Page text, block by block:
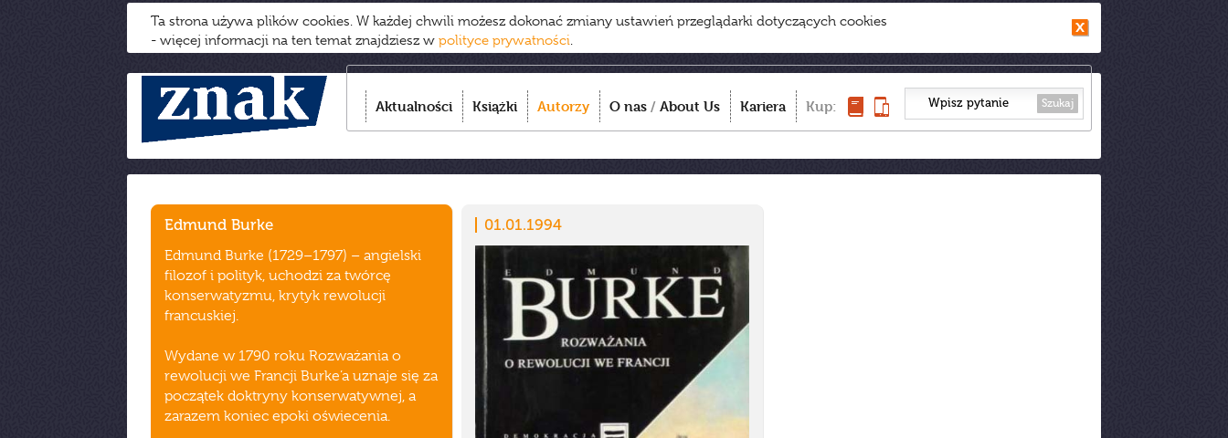
Ta strona używa plików cookies. W każdej chwili możesz dokonać zmiany ustawień przeglądarki dotyczących cookies
- więcej informacji na ten temat znajdziesz w polityce prywatności.
Aktualności Książki Autorzy O nas / About Us Kariera Kup: Szukaj
Edmund Burke
Edmund Burke (1729–1797) – angielski
filozof i polityk, uchodzi za twórcę
konserwatyzmu, krytyk rewolucji
francuskiej.
Wydane w 1790 roku Rozważania o
rewolucji we Francji Burke’a uznaje się za
początek doktryny konserwatywnej, a
zarazem koniec epoki oświecenia.
01.01.1994